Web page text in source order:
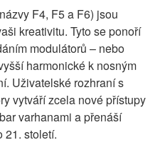
F4, F5 a F6) jsou
kreativitu. Tyto se ponoří
modulátorů – nebo
harmonické k nosným
Uživatelské rozhraní s
vytváří zcela nové přístupy
varhanami a přenáší
21. století.